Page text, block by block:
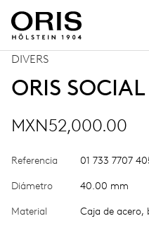
DIVERS
ORIS
MXN52,000.00
Referencia 01 733 7707
Diámetro 40.00 mm
Material Caja de acero,